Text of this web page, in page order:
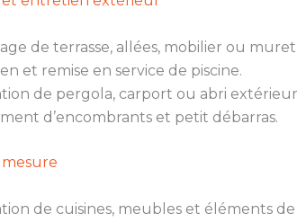
de terrasse, allées, mobilier ou muret.
et remise en service de piscine.
de pergola, carport ou abri
d’encombrants et petit débarras.
de cuisines, meubles et éléments